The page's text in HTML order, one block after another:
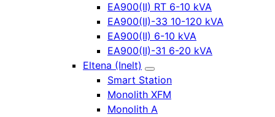
EA900(II) RT 6-10 kVA
EA900(II)-33 10-120 kVA
EA900(II) 6-10 kVA
EA900(II)-31 6-20 kVA
Eltena (Inelt)
Smart Station
Monolith XFM
Monolith A